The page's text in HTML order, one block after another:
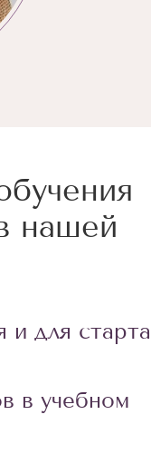
нашей
и для старта
в учебном